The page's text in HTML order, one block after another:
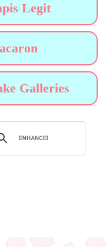
Legit
Galleries